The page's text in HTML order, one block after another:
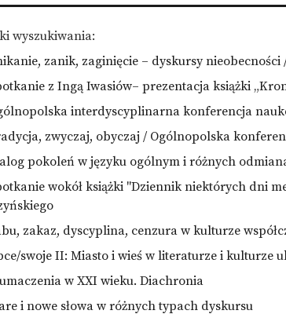
wyszukiwania
zanik, zaginięcie – dyskursy
z Ingą Iwasiów– prezentacja książki
interdyscyplinarna konferencja
zwyczaj, obyczaj / Ogólnopolska
pokoleń w języku ogólnym i różnych
wokół książki "Dziennik niektórych dni
zakaz, dyscyplina, cenzura w kulturze
swoje II: Miasto i wieś w literaturze i kulturze
w XXI wieku. Diachronia
i nowe słowa w różnych typach dyskursu